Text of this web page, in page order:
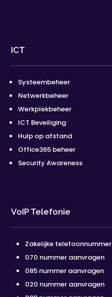
ICT
Systeembeheer
Netwerkbeheer
Werkplekbeheer
ICT Beveiliging
Hulp op afstand
Office365 beheer
Security Awareness
VoIP Telefonie
Zakelijke telefoonnummer
070 nummer aanvragen
085 nummer aanvragen
020 nummer aanvragen